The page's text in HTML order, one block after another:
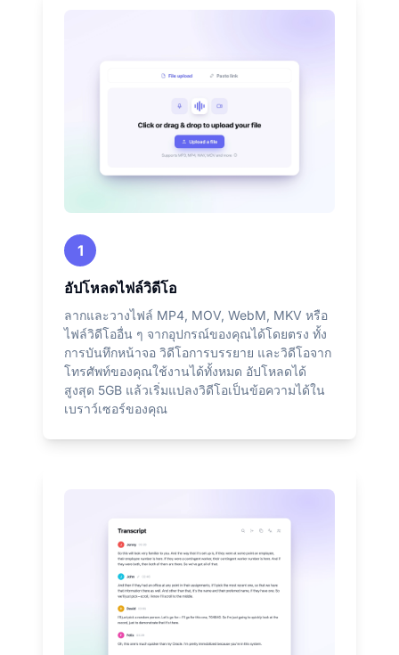
1
อัปโหลดไฟล์วิดีโอ
ลากและวางไฟล์ MP4, MOV, WebM, MKV หรือ
ไฟล์วิดีโออื่น ๆ จากอุปกรณ์ของคุณได้โดยตรง ทั้ง
การบันทึกหน้าจอ วิดีโอการบรรยาย และวิดีโอจาก
โทรศัพท์ของคุณใช้งานได้ทั้งหมด อัปโหลดได้
สูงสุด 5GB แล้วเริ่มแปลงวิดีโอเป็นข้อความได้ใน
เบราว์เซอร์ของคุณ